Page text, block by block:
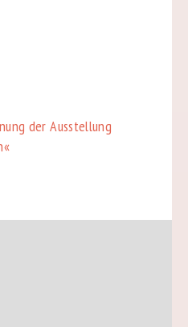
der Ausstellung